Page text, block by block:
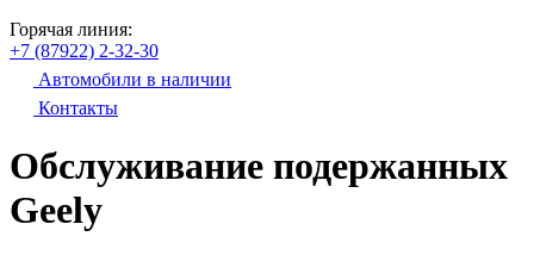
Горячая линия:
+7 (87922) 2-32-30
Автомобили в наличии
Контакты
Обслуживание подержанных
Geely